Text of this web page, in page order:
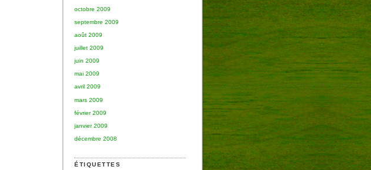
octobre 2009
septembre 2009
août 2009
juillet 2009
juin 2009
mai 2009
avril 2009
mars 2009
février 2009
janvier 2009
décembre 2008
ÉTIQUETTES